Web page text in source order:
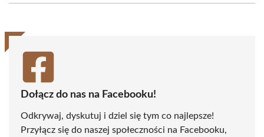
(Twitter)
Dołącz do nas na Facebooku!
Odkrywaj, dyskutuj i dziel się tym co najlepsze!
Przyłącz się do naszej społeczności na Facebooku,